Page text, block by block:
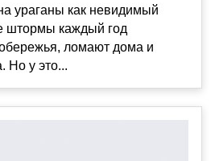
ураганы как невидимый
штормы каждый год
ломают дома и
Но у это...